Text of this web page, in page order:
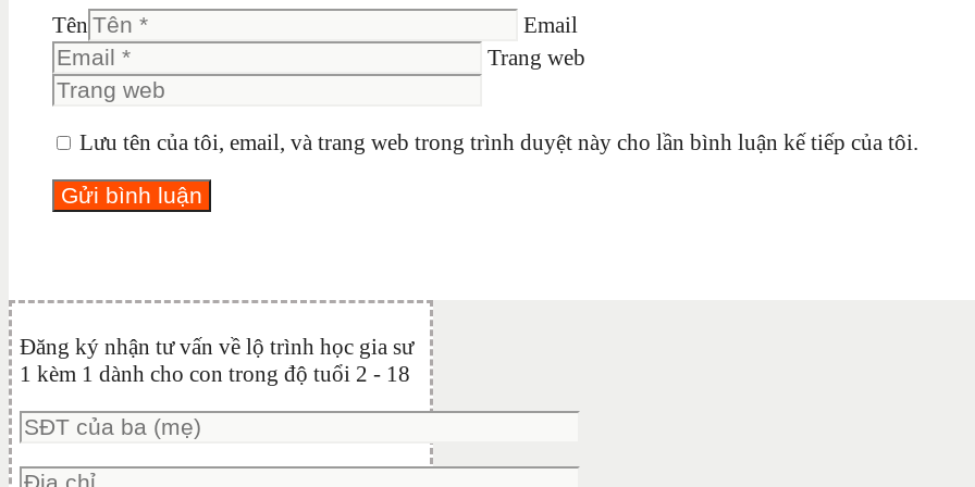
Tên
Email
Trang web
Lưu tên của tôi, email, và trang web trong trình duyệt này cho lần bình luận kế tiếp của tôi.
Đăng ký nhận tư vấn về lộ trình học gia sư
1 kèm 1 dành cho con trong độ tuổi 2 - 18